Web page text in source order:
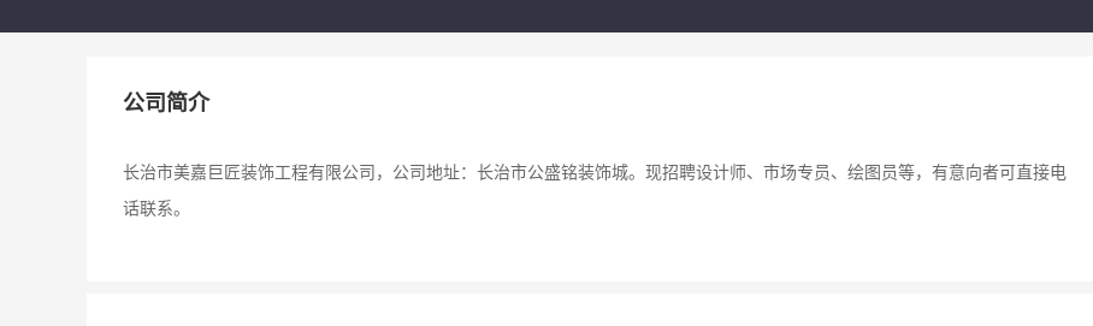
公司简介
长治市美嘉巨匠装饰工程有限公司，公司地址：长治市公盛铭装饰城。现招聘设计师、市场专员、绘图员等，有意向者可直接电
话联系。